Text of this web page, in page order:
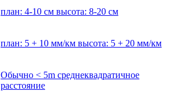
план: 4-10 см высота: 8-20 см
план: 5 + 10 мм/км высота: 5 + 20 мм/км
Обычно < 5m среднеквадратичное
расстояние